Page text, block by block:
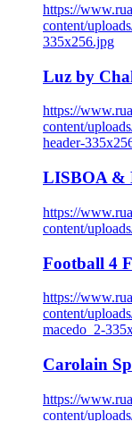
https://
content/
335x256.jpg
Luz by
https://
content/
header-
LISBOA &
https://
content/
Football 4
https://
content/
macedo_2-
Carolain
https://
content/